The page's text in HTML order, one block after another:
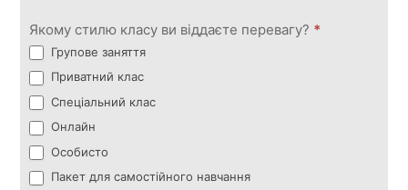
Якому стилю класу ви віддаєте перевагу? *
Групове заняття
Приватний клас
Спеціальний клас
Онлайн
Особисто
Пакет для самостійного навчання